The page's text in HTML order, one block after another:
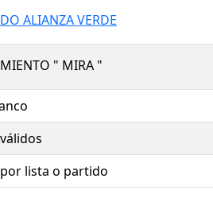
ALIANZA VERDE
" MIRA "
lista o partido